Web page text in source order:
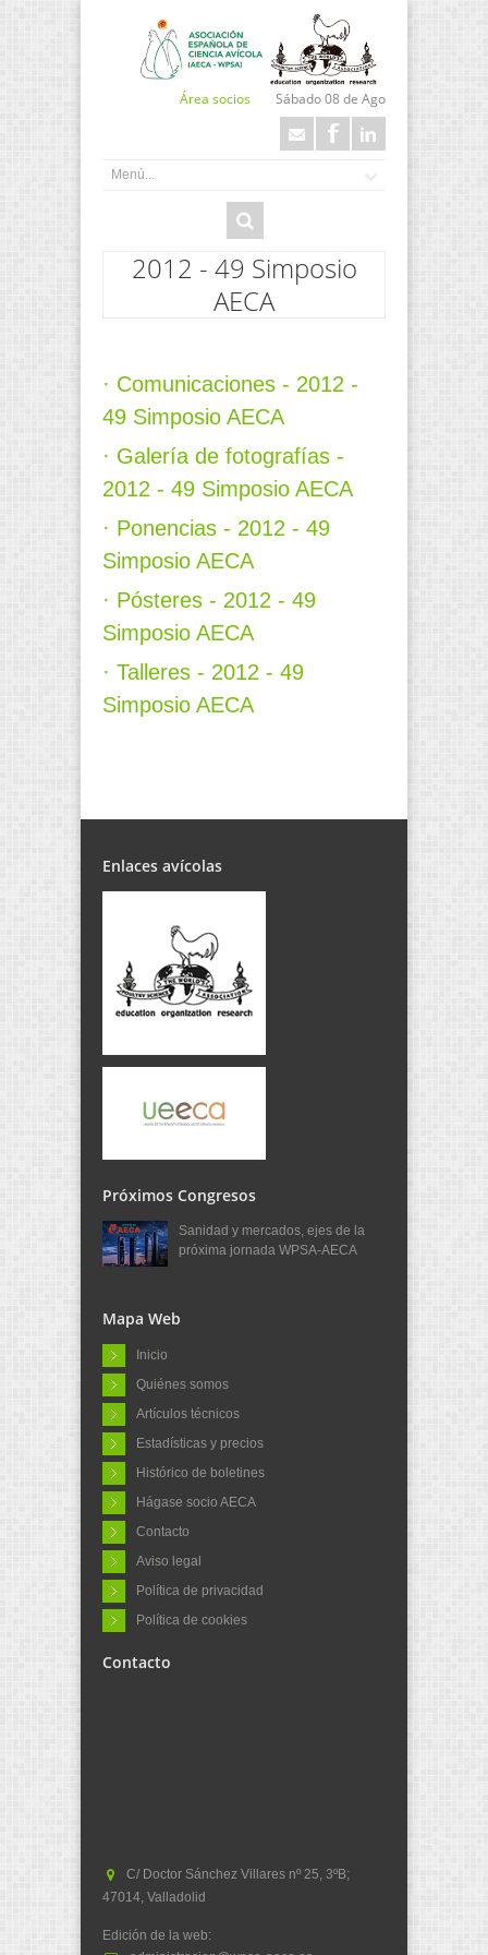
Área socios Sábado 08 de Ago
2012 - 49 Simposio
AECA
· Comunicaciones - 2012 -
49 Simposio AECA
· Galería de fotografías -
2012 - 49 Simposio AECA
· Ponencias - 2012 - 49
Simposio AECA
· Pósteres - 2012 - 49
Simposio AECA
· Talleres - 2012 - 49
Simposio AECA
Enlaces avícolas
Próximos Congresos
Sanidad y mercados, ejes de la
próxima jornada WPSA-AECA
Mapa Web
Inicio
Quiénes somos
Artículos técnicos
Estadísticas y precios
Histórico de boletines
Hágase socio AECA
Contacto
Aviso legal
Política de privacidad
Política de cookies
Contacto
C/ Doctor Sánchez Villares nº 25, 3ºB;
47014, Valladolid
Edición de la web: